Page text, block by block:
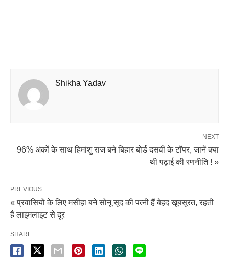
Shikha Yadav
NEXT
96% अंकों के साथ हिमांशु राज बने बिहार बोर्ड दसवीं के टॉपर, जानें क्या
थी पढ़ाई की रणनीति ! »
PREVIOUS
« प्रवासियों के लिए मसीहा बने सोनू सूद की पत्नी हैं बेहद खूबसूरत, रहती
हैं लाइमलाइट से दूर
SHARE